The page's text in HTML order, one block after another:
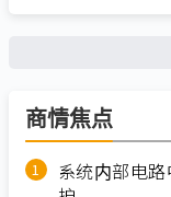
商情焦点
系统内部电